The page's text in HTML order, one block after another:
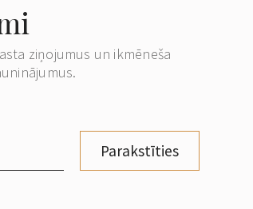
ziņojumus un ikmēneša
Parakstīties